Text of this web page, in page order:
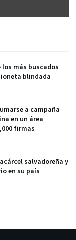
los más buscados
blindada
a campaña
en un área
firmas
salvadoreña y
en su país